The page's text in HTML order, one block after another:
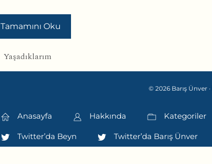
Tamamını Oku
Kategoriler
Yaşadıklarım
© 2026 Barış Ünver ·
Anasayfa Hakkında Kategoriler
Twitter’da Beyn Twitter’da Barış Ünver